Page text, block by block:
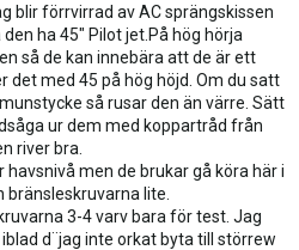
blir förrvirrad av AC sprängskissen
ha 45" Pilot jet.På hög hörja
så de kan innebära att de är ett
med 45 på hög höjd. Om du satt
så rusar den än värre. Sätt
ur dem med koppartråd från
river bra.
men de brukar gå köra här i
lite.
3-4 varv bara för test. Jag
d¨jag inte orkat byta till störrew